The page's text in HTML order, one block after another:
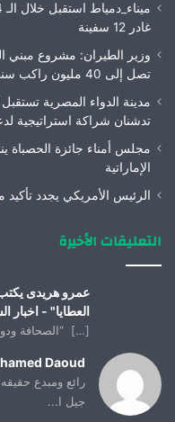
غادر 12 سفينة
تصل إلى 40 مليون راكب سنوياً
مدينة الدواء المصرية
تدشنان شراكة استراتيجية
مجلس أمناء جائزة الحصباة
الإماراتية
الرئيس الأمريكي يجدد تأكيد
التعليقات الأخيرة
عمرو هريدى يكتب
العطايا" - اخبار
[…] “الصحافة
Daoud
رائع ومبدع
جيل ا...